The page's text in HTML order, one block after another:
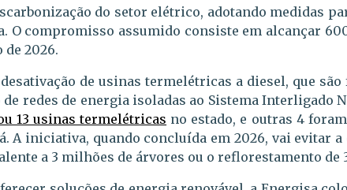
do setor elétrico, adotando medidas
O compromisso assumido consiste em alcançar
2026.
de usinas termelétricas a diesel, que
redes de energia isoladas ao Sistema Interligado
13 usinas termelétricas no estado, e outras 4
A iniciativa, quando concluída em 2026, vai evitar a
a 3 milhões de árvores ou o reflorestamento de